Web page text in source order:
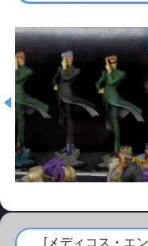
[メディコス・エ